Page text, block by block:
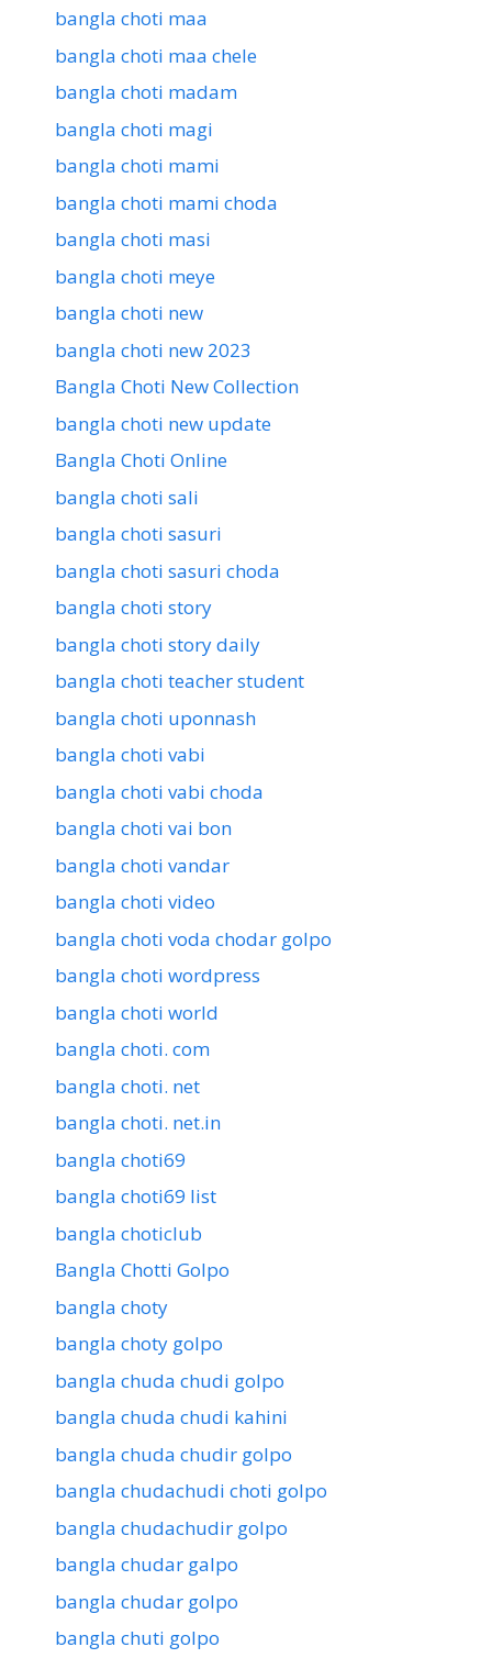
bangla choti maa
bangla choti maa chele
bangla choti madam
bangla choti magi
bangla choti mami
bangla choti mami choda
bangla choti masi
bangla choti meye
bangla choti new
bangla choti new 2023
Bangla Choti New Collection
bangla choti new update
Bangla Choti Online
bangla choti sali
bangla choti sasuri
bangla choti sasuri choda
bangla choti story
bangla choti story daily
bangla choti teacher student
bangla choti uponnash
bangla choti vabi
bangla choti vabi choda
bangla choti vai bon
bangla choti vandar
bangla choti video
bangla choti voda chodar golpo
bangla choti wordpress
bangla choti world
bangla choti. com
bangla choti. net
bangla choti. net.in
bangla choti69
bangla choti69 list
bangla choticlub
Bangla Chotti Golpo
bangla choty
bangla choty golpo
bangla chuda chudi golpo
bangla chuda chudi kahini
bangla chuda chudir golpo
bangla chudachudi choti golpo
bangla chudachudir golpo
bangla chudar galpo
bangla chudar golpo
bangla chuti golpo